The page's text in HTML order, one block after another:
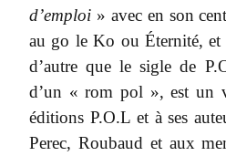
d’emploi » avec en son
au go le Ko ou Éternité, et
d’autre que le sigle de
d’un « rom pol », est un
éditions P.O.L et à ses
Perec, Roubaud et aux